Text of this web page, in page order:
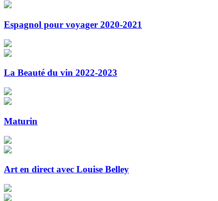
Espagnol pour voyager 2020-2021
La Beauté du vin 2022-2023
Maturin
Art en direct avec Louise Belley